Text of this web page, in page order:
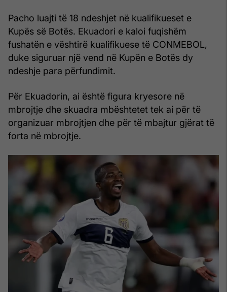
Pacho luajti të 18 ndeshjet në kualifikueset e
Kupës së Botës. Ekuadori e kaloi fuqishëm
fushatën e vështirë kualifikuese të CONMEBOL,
duke siguruar një vend në Kupën e Botës dy
ndeshje para përfundimit.
Për Ekuadorin, ai është figura kryesore në
mbrojtje dhe skuadra mbështetet tek ai për të
organizuar mbrojtjen dhe për të mbajtur gjërat të
forta në mbrojtje.